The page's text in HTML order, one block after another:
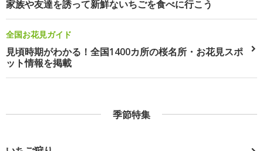
家族や友達を誘って新鮮ないちごを食べに行こう
全国お花見ガイド
見頃時期がわかる！全国1400カ所の桜名所・お花見スポ
ット情報を掲載
季節特集